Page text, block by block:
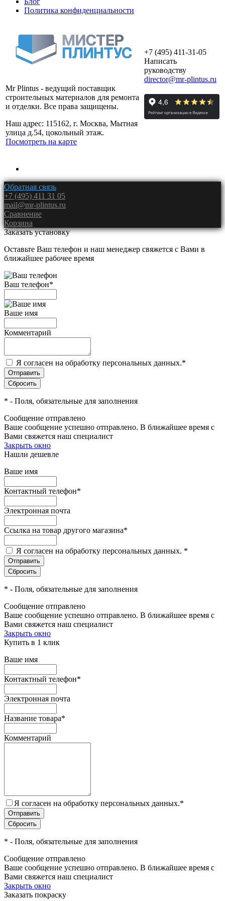
Политика конфиденциальности
Mr Plintus - ведущий поставщик
строительных материалов для ремонта
и отделки. Все права защищены.
Наш адрес: 115162, г. Москва, Мытная
улица д.54, цокольный этаж.
Посмотреть на карте
+7 (495) 411-31-05
Написать
руководству
director@mr-plintus.ru
Обратная связь
+7 (495) 411 31 05
mail@mr-plintus.ru
Сравнение
Корзина
Заказать установку
Оставьте Ваш телефон и наш менеджер свяжется с Вами в
ближайшее рабочее время
Ваш телефон*
Ваше имя
Комментарий
Я согласен на обработку персональных данных.*
* - Поля, обязательные для заполнения
Сообщение отправлено
Ваше сообщение успешно отправлено. В ближайшее время с
Вами свяжется наш специалист
Закрыть окно
Нашли дешевле
Ваше имя
Контактный телефон*
Электронная почта
Ссылка на товар другого магазина*
Я согласен на обработку персональных данных. *
* - Поля, обязательные для заполнения
Сообщение отправлено
Ваше сообщение успешно отправлено. В ближайшее время с
Вами свяжется наш специалист
Закрыть окно
Купить в 1 клик
Ваше имя
Контактный телефон*
Электронная почта
Название товара*
Комментарий
Я согласен на обработку персональных данных.*
* - Поля, обязательные для заполнения
Сообщение отправлено
Ваше сообщение успешно отправлено. В ближайшее время с
Вами свяжется наш специалист
Закрыть окно
Заказать покраску